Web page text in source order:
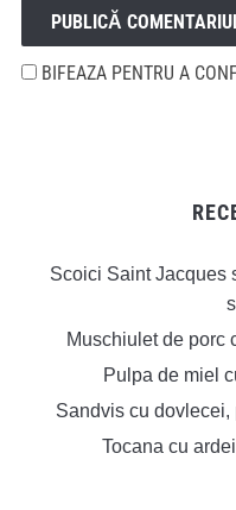
BIFEAZA PENTRU A
Scoici Saint Jacques
Muschiulet de porc
Pulpa de miel
Sandvis cu
Tocana cu